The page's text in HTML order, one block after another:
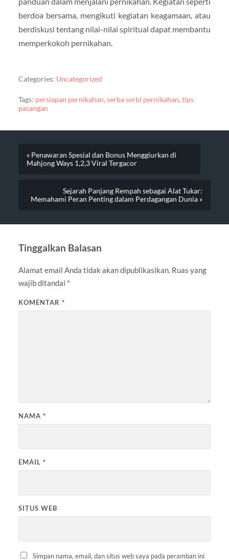
berdoa bersama, mengikuti kegiatan keagamaan, atau
berdiskusi tentang nilai-nilai spiritual dapat membantu
memperkokoh pernikahan.
Categories: Uncategorized
Tags: persiapan pernikahan,serba serbi pernikahan,tips
pasangan
« Penawaran Spesial dan Bonus Menggiurkan di
Mahjong Ways 1,2,3 Viral Tergacor
Sejarah Panjang Rempah sebagai Alat Tukar:
Memahami Peran Penting dalam Perdagangan Dunia »
Tinggalkan Balasan
Alamat email Anda tidak akan dipublikasikan. Ruas yang
wajib ditandai *
KOMENTAR *
NAMA *
EMAIL *
SITUS WEB
Simpan nama, email, dan situs web saya pada peramban ini